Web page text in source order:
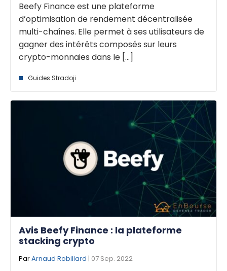
Beefy Finance est une plateforme
d’optimisation de rendement décentralisée
multi-chaînes. Elle permet à ses utilisateurs de
gagner des intérêts composés sur leurs
crypto-monnaies dans le [...]
Guides Stradoji
Avis Beefy Finance : la plateforme
stacking crypto
ParArnaud Robillard | 07 Sep. 2022